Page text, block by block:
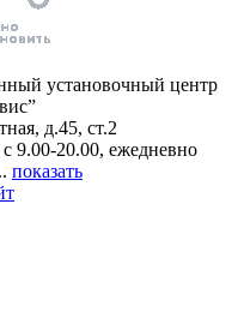
установочный центр
д.45, ст.2
9.00-20.00, ежедневно
показать